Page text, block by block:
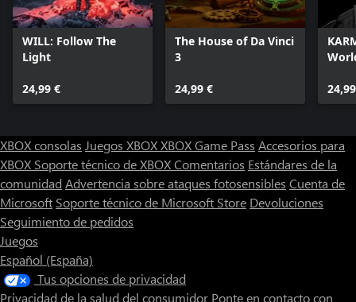
WILL: Follow The
Light
24,99 €
The House of Da Vinci
3
24,99 €
XBOX consolas Juegos XBOXXBOX Game Pass Accesorios para
XBOX Soporte técnico de XBOXComentarios Estándares de la
comunidad Advertencia sobre ataques fotosensibles Cuenta de
Microsoft Soporte técnico de Microsoft Store Devoluciones
Seguimiento de pedidos
Juegos
Español (España)
Tus opciones de privacidad
Privacidad de la salud del consumidor Ponte en contacto con